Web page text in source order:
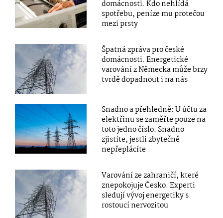
domácnosti. Kdo nehlídá
spotřebu, peníze mu protečou
mezi prsty
Špatná zpráva pro české
domácnosti. Energetické
varování z Německa může brzy
tvrdě dopadnout i na nás
Snadno a přehledně: U účtu za
elektřinu se zaměřte pouze na
toto jedno číslo. Snadno
zjistíte, jestli zbytečně
nepřeplácíte
Varování ze zahraničí, které
znepokojuje Česko. Experti
sledují vývoj energetiky s
rostoucí nervozitou